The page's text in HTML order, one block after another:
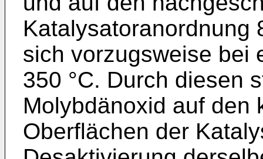
Katalysatoranordnung
sich vorzugsweise bei
350 °C. Durch diesen
Molybdänoxid auf den
Oberflächen der